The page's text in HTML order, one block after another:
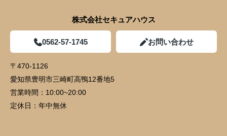
株式会社セキュアハウス
0562-57-1745 お問い合わせ
〒470-1126
愛知県豊明市三崎町高鴨12番地5
営業時間： 10:00~20:00
定休日： 年中無休